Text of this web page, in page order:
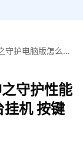
守护电脑版怎么
机 按键设置教程
守护性能
机 按键